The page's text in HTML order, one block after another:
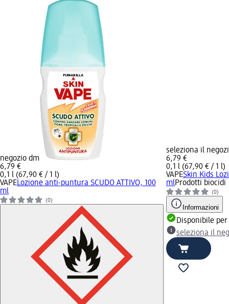
negozio dm
6,79 €
0,1 l (67,90 € / 1 l)
VAPELozione anti-puntura SCUDO ATTIVO, 100
ml
(0)
seleziona il
6,79 €
0,1 l (67,90 € / 1 l)
VAPESkin Kids
mlProdotti biocidi
(0)
Informazioni
Disponibile
seleziona il